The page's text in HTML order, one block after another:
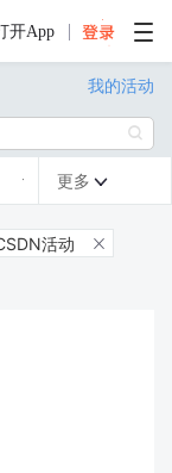
开App
我的活动

更多 
活动 